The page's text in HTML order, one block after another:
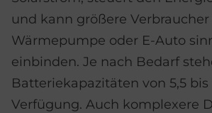
und kann größere
Wärmepumpe oder E-Auto
einbinden. Je nach Bedarf
Batteriekapazitäten von 5,5 bis
Verfügung. Auch komplexere